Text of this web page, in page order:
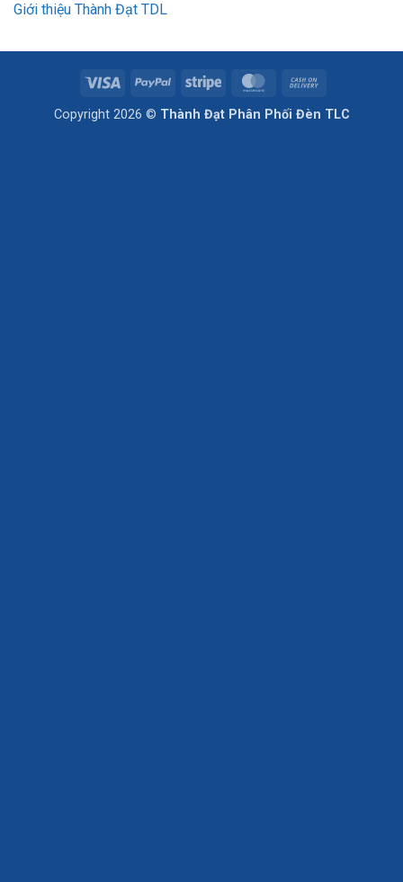
Giới thiệu Thành Đạt TDL
Visa PayPal Stripe MasterCard
Delivery
Copyright 2026 © Thành Đạt Phân Phối Đèn TLC